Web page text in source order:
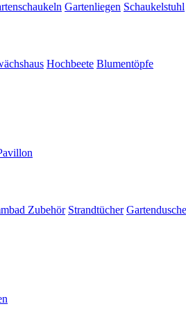
Gartenliegen Schaukelstuhl
Hochbeete Blumentöpfe
Zubehör Strandtücher